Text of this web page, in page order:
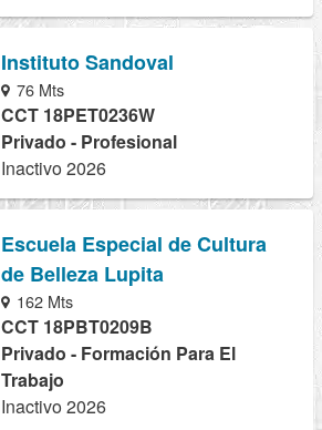
Instituto Sandoval
76 Mts
CCT 18PET0236W
Privado - Profesional
Inactivo 2026
Escuela Especial de Cultura
de Belleza Lupita
162 Mts
CCT 18PBT0209B
Privado - Formación Para El
Trabajo
Inactivo 2026